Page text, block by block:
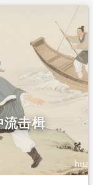
流击楫